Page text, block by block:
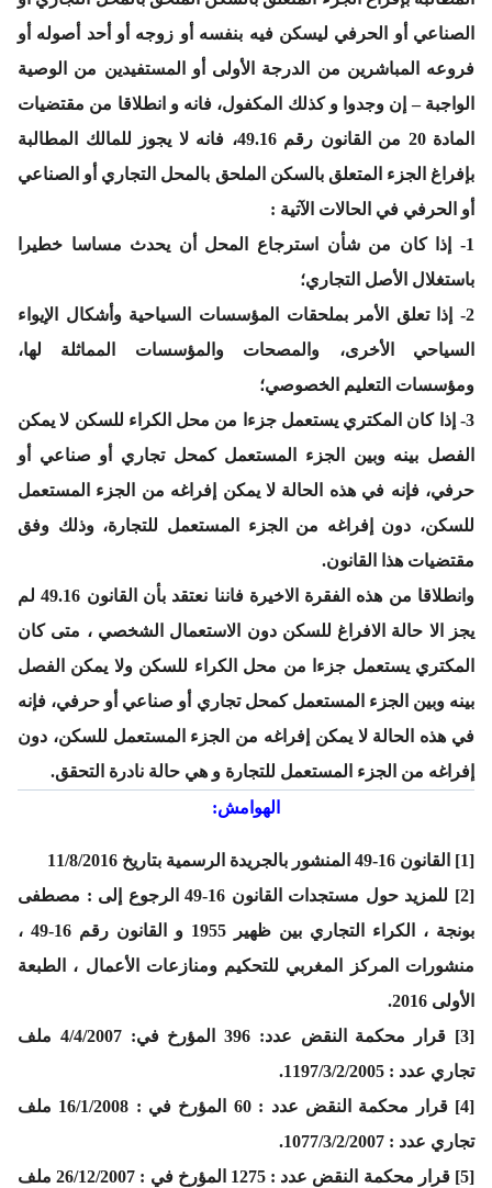
الصناعي أو الحرفي ليسكن فيه بنفسه أو زوجه أو أحد أصوله أو
فروعه المباشرين من الدرجة الأولى أو المستفيدين من الوصية
الواجبة – إن وجدوا و كذلك المكفول، فانه و انطلاقا من مقتضيات
المادة 20 من القانون رقم 49.16، فانه لا يجوز للمالك المطالبة
بإفراغ الجزء المتعلق بالسكن الملحق بالمحل التجاري أو الصناعي
أو الحرفي في الحالات الآتية :
1- إذا كان من شأن استرجاع المحل أن يحدث مساسا خطيرا
باستغلال الأصل التجاري؛
2- إذا تعلق الأمر بملحقات المؤسسات السياحية وأشكال الإيواء
السياحي الأخرى، والمصحات والمؤسسات المماثلة لها،
ومؤسسات التعليم الخصوصي؛
3- إذا كان المكتري يستعمل جزءا من محل الكراء للسكن لا يمكن
الفصل بينه وبين الجزء المستعمل كمحل تجاري أو صناعي أو
حرفي، فإنه في هذه الحالة لا يمكن إفراغه من الجزء المستعمل
للسكن، دون إفراغه من الجزء المستعمل للتجارة، وذلك وفق
مقتضيات هذا القانون.
وانطلاقا من هذه الفقرة الاخيرة فاننا نعتقد بأن القانون 49.16 لم
يجز الا حالة الافراغ للسكن دون الاستعمال الشخصي ، متى كان
المكتري يستعمل جزءا من محل الكراء للسكن ولا يمكن الفصل
بينه وبين الجزء المستعمل كمحل تجاري أو صناعي أو حرفي، فإنه
في هذه الحالة لا يمكن إفراغه من الجزء المستعمل للسكن، دون
إفراغه من الجزء المستعمل للتجارة و هي حالة نادرة التحقق.
الهوامش:
[1] القانون 16-49 المنشور بالجريدة الرسمية بتاريخ 11/8/2016
[2] للمزيد حول مستجدات القانون 16-49 الرجوع إلى : مصطفى
بونجة ، الكراء التجاري بين ظهير 1955 و القانون رقم 16-49 ،
منشورات المركز المغربي للتحكيم ومنازعات الأعمال ، الطبعة
الأولى 2016.
[3] قرار محكمة النقض عدد: 396 المؤرخ في: 4/4/2007 ملف
تجاري عدد : 1197/3/2/2005.
[4] قرار محكمة النقض عدد : 60 المؤرخ في : 16/1/2008 ملف
تجاري عدد : 1077/3/2/2007.
[5] قرار محكمة النقض عدد : 1275 المؤرخ في : 26/12/2007 ملف